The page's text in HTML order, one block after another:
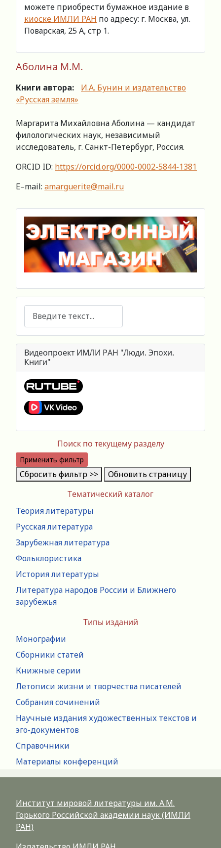
Тематический каталог
Теория литературы
Русская литература
Зарубежная литература
Фольклористика
История литературы
Литература народов России и Ближнего
зарубежья
Типы изданий
Монографии
Сборники статей
Книжные серии
Летописи жизни и творчества писателей
Собрания сочинений
Научные издания художественных текстов и
эго-документов
Справочники
Материалы конференций
можете приобрести бумажное издание в
киоске ИМЛИ РАН по адресу: г. Москва, ул.
Поварская, 25 А, стр 1.
Аболина М.М.
Книги автора:
И.А. Бунин и издательство
«Русская земля»
Маргарита Михайловна Аболина — кандидат
филологических наук, независимый
исследователь, г. Санкт-Петербург, Россия.
ORCID ID: https://orcid.org/0000-0002-5844-1381
E–mail: amarguerite@mail.ru
Поиск
Видеопроект ИМЛИ РАН "Люди. Эпохи.
Книги"
Поиск по текущему разделу
Применить фильтр
Сбросить фильтр >> Обновить страницу
Институт мировой литературы им. А.М.
Горького Российской академии наук (ИМЛИ
РАН)